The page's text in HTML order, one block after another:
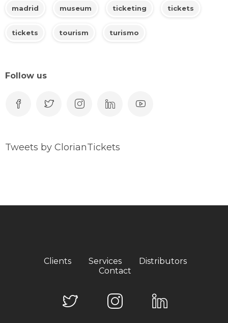
madrid museum ticketing tickets
tickets tourism turismo
Follow us
Tweets by ClorianTickets
Clients Services
Distributors
Contact